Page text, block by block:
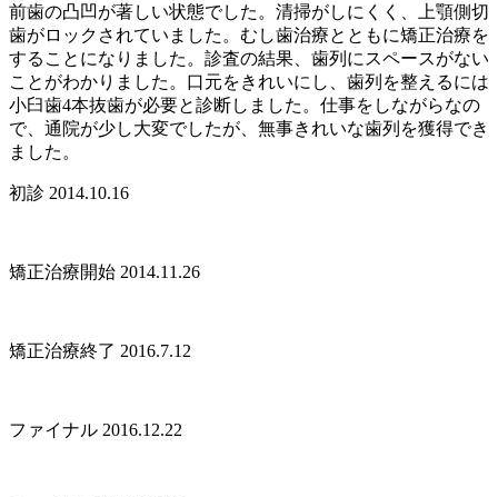
前歯の凸凹が著しい状態でした。清掃がしにくく、上顎側切
歯がロックされていました。むし歯治療とともに矯正治療を
することになりました。診査の結果、歯列にスペースがない
ことがわかりました。口元をきれいにし、歯列を整えるには
小臼歯4本抜歯が必要と診断しました。仕事をしながらなの
で、通院が少し大変でしたが、無事きれいな歯列を獲得でき
ました。
初診 2014.10.16
矯正治療開始 2014.11.26
矯正治療終了 2016.7.12
ファイナル 2016.12.22